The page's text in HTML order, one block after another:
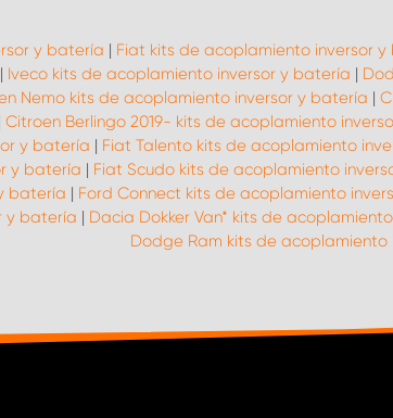
y batería | Fiat kits de acoplamiento inversor
| Iveco kits de acoplamiento inversor y batería |
Nemo kits de acoplamiento inversor y batería |
Citroen Berlingo 2019- kits de acoplamiento
y batería | Fiat Talento kits de acoplamiento
y batería | Fiat Scudo kits de acoplamiento
batería | Ford Connect kits de acoplamiento
y batería | Dacia Dokker Van* kits de
Dodge Ram kits de acoplamiento